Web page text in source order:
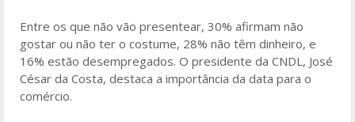
Entre os que não vão presentear, 30% afirmam não
gostar ou não ter o costume, 28% não têm dinheiro, e
16% estão desempregados. O presidente da CNDL, José
César da Costa, destaca a importância da data para o
comércio.